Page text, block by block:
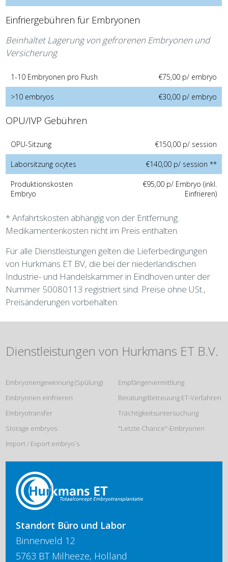
Einfriergebühren für Embryonen
Beinhaltet Lagerung von gefrorenen Embryonen und
Versicherung
1-10 Embryonen pro Flush €75,00 p/ embryo
>10 embryos €30,00 p/ embryo
OPU/IVP Gebühren
OPU-Sitzung €150,00 p/ session
Laborsitzung ocytes €140,00 p/ session **
Produktionskosten
Embryo
€95,00 p/ Embryo (inkl.
Einfrieren)
* Anfahrtskosten abhängig von der Entfernung.
Medikamentenkosten nicht im Preis enthalten.
Für alle Dienstleistungen gelten die Lieferbedingungen
von Hurkmans ET BV, die bei der niederländischen
Industrie- und Handelskammer in Eindhoven unter der
Nummer 50080113 registriert sind. Preise ohne USt.,
Preisänderungen vorbehalten.
Dienstleistungen von Hurkmans ET B.V.
Embryonengewinnung (Spülung)
Embryonen einfrieren
Embryotransfer
Storage embryos
Import / Export embryo´s
Empfängervermittlung
Beratung/Betreuung ET-Verfahren
Trächtigkeitsuntersuchung
"Letzte Chance"-Embryonen
Standort Büro und Labor
Binnenveld 12
5763 BT Milheeze, Holland